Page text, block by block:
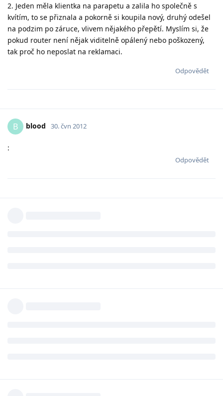
2. Jeden měla klientka na parapetu a zalila ho společně s
kvítím, to se přiznala a pokorně si koupila nový, druhý odešel
na podzim po záruce, vlivem nějakého přepětí. Myslím si, že
pokud router není nějak viditelně opálený nebo poškozený,
tak proč ho neposlat na reklamaci.
Odpovědět
B blood 30. čvn 2012
:
Odpovědět